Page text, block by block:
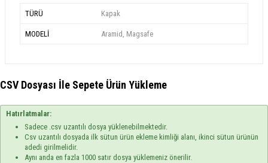
TÜRÜ Kapak
MODELİ Aramid, Magsafe
CSV Dosyası İle Sepete Ürün Yükleme
Hatırlatmalar:
Sadece .csv uzantılı dosya yüklenebilmektedir.
Csv uzantılı dosyada ilk sütun ürün ekleme kimliği alanı, ikinci sütun ürünün
adedi girilmelidir.
Aynı anda en fazla 1000 satır dosya yüklemeniz önerilir.